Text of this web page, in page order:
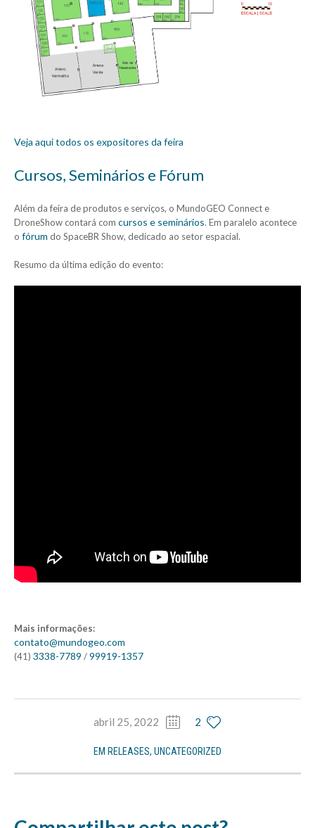
Veja aqui todos os expositores da feira
Cursos, Seminários e Fórum
Além da feira de produtos e serviços, o MundoGEO Connect e
DroneShow contará com cursos e seminários. Em paralelo acontece
o fórum do SpaceBR Show, dedicado ao setor espacial.
Resumo da última edição do evento:
Mais informações:
contato@mundogeo.com
(41) 3338-7789 /99919-1357
abril 25, 2022 2
EM RELEASES, UNCATEGORIZED